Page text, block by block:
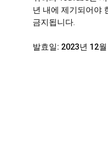
년 내에 제기되어야
금지됩니다.
발효일: 2023년 12